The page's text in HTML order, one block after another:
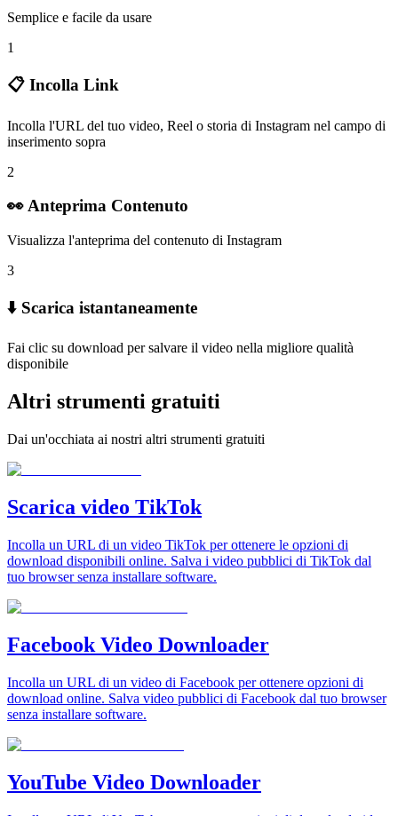
Semplice e facile da usare
1
📋 Incolla Link
Incolla l'URL del tuo video, Reel o storia di Instagram nel campo di
inserimento sopra
2
👀 Anteprima Contenuto
Visualizza l'anteprima del contenuto di Instagram
3
⬇️ Scarica istantaneamente
Fai clic su download per salvare il video nella migliore qualità
disponibile
Altri strumenti gratuiti
Dai un'occhiata ai nostri altri strumenti gratuiti
Scarica video TikTok
Incolla un URL di un video TikTok per ottenere le opzioni di
download disponibili online. Salva i video pubblici di TikTok dal
tuo browser senza installare software.
Facebook Video Downloader
Incolla un URL di un video di Facebook per ottenere opzioni di
download online. Salva video pubblici di Facebook dal tuo browser
senza installare software.
YouTube Video Downloader